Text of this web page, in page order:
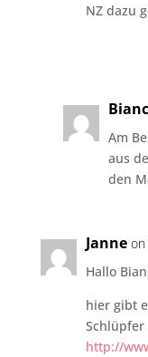
NZ dazu
Am
aus
den
Janne on
Hallo
hier gibt
Schlüpfer
http://